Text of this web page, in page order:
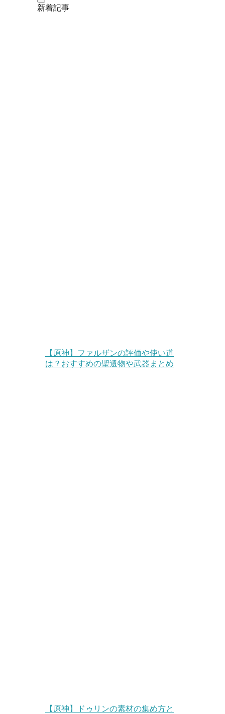
新着記事
【原神】ファルザンの評価や使い道
は？おすすめの聖遺物や武器まとめ
【原神】ドゥリンの素材の集め方と